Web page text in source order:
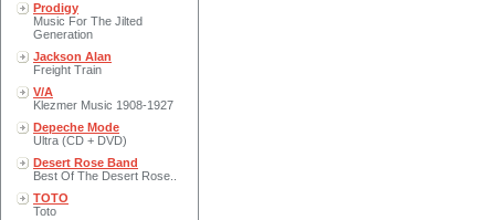
Prodigy
Music For The Jilted
Generation
Jackson Alan
Freight Train
V/A
Klezmer Music 1908-1927
Depeche Mode
Ultra (CD + DVD)
Desert Rose Band
Best Of The Desert Rose..
TOTO
Toto